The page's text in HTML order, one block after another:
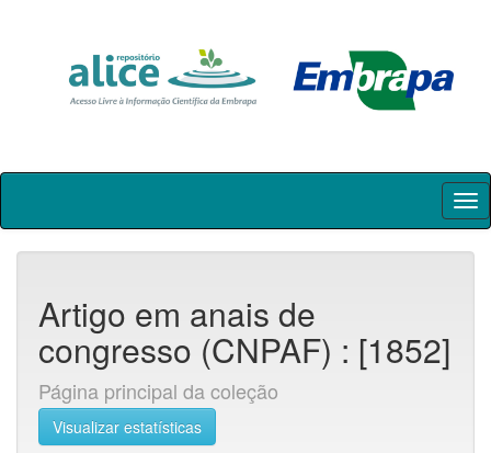
Skip
Artigo em anais de
congresso (CNPAF) : [1852]
Página principal da coleção
Visualizar estatísticas